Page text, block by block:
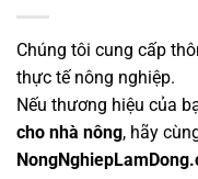
Chúng tôi cung cấp
thực tế nông nghiệp.
Nếu thương hiệu của
cho nhà nông, hãy